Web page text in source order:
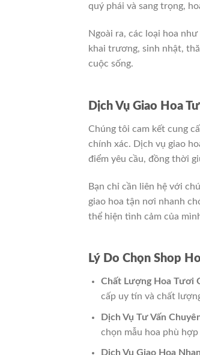
quý phái và sang trọng,
Ngoài ra, các loại hoa
khai trương, sinh nhật,
cuộc sống.
Dịch Vụ Giao Hoa
Chúng tôi cam kết cung
chính xác. Dịch vụ giao
điểm yêu cầu, đồng thời
Bạn chỉ cần liên hệ với
giao hoa tận nơi nhanh
thể hiện tình cảm của
Lý Do Chọn Shop
Chất Lượng Hoa Tươi
cấp uy tín và chất
Dịch Vụ Tư Vấn
chọn mẫu hoa phù
Dịch Vụ Giao Hoa